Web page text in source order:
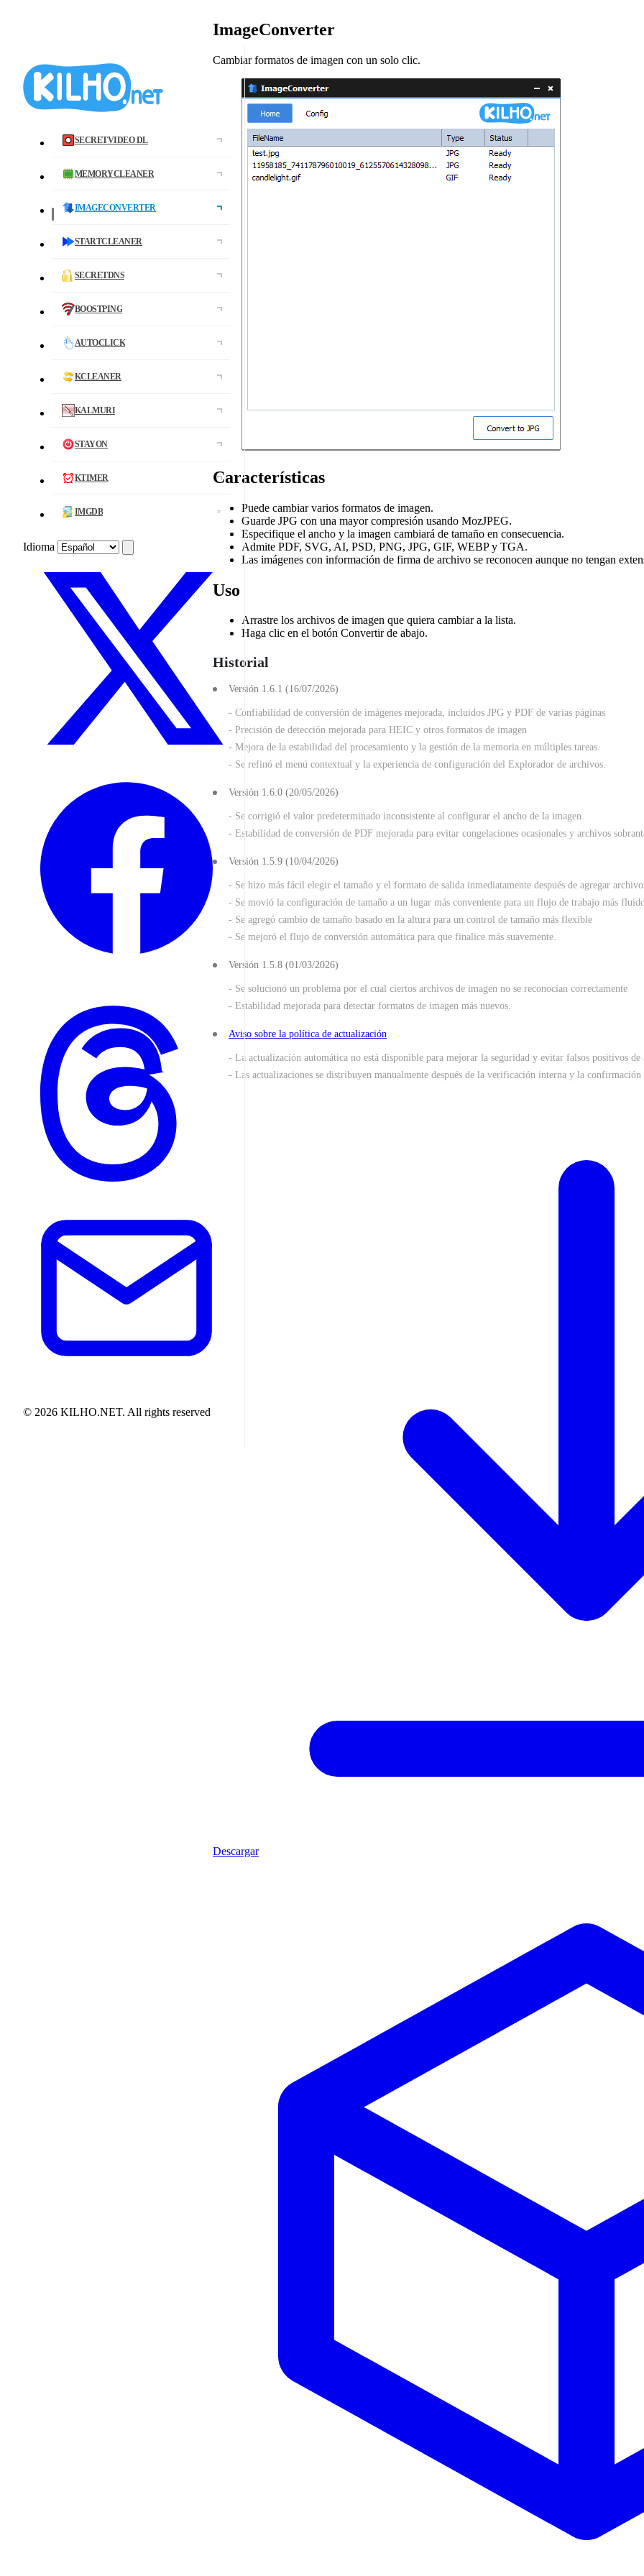
SECRETVIDEO DL
MEMORYCLEANER
IMAGECONVERTER
STARTCLEANER
SECRETDNS
BOOSTPING
AUTOCLICK
KCLEANER
KALMURI
STAYON
KTIMER
IMGDB
Idioma
© 2026 KILHO.NET. All rights reserved
ImageConverter
Cambiar formatos de imagen con un solo clic.
Características
Puede cambiar varios formatos de imagen.
Guarde JPG con una mayor compresión usando MozJPEG.
Especifique el ancho y la imagen cambiará de tamaño en consecuencia.
Admite PDF, SVG, AI, PSD, PNG, JPG, GIF, WEBP y TGA.
Las imágenes con información de firma de archivo se reconocen aunque no tengan
Uso
Arrastre los archivos de imagen que quiera cambiar a la lista.
Haga clic en el botón Convertir de abajo.
Historial
Versión 1.6.1 (16/07/2026)
- Confiabilidad de conversión de imágenes mejorada, incluidos JPG y PDF de varias páginas
- Precisión de detección mejorada para HEIC y otros formatos de imagen
- Mejora de la estabilidad del procesamiento y la gestión de la memoria en múltiples tareas.
- Se refinó el menú contextual y la experiencia de configuración del Explorador de archivos.
Versión 1.6.0 (20/05/2026)
- Se corrigió el valor predeterminado inconsistente al configurar el ancho de la imagen.
- Estabilidad de conversión de PDF mejorada para evitar congelaciones ocasionales y archivos
Versión 1.5.9 (10/04/2026)
- Se hizo más fácil elegir el tamaño y el formato de salida inmediatamente después de agregar
- Se movió la configuración de tamaño a un lugar más conveniente para un flujo de trabajo más
- Se agregó cambio de tamaño basado en la altura para un control de tamaño más flexible
- Se mejoró el flujo de conversión automática para que finalice más suavemente.
Versión 1.5.8 (01/03/2026)
- Se solucionó un problema por el cual ciertos archivos de imagen no se reconocían correctamente
- Estabilidad mejorada para detectar formatos de imagen más nuevos.
Aviso sobre la política de actualización
- La actualización automática no está disponible para mejorar la seguridad y evitar falsos positivos de
- Las actualizaciones se distribuyen manualmente después de la verificación interna y la confirmación
Descargar